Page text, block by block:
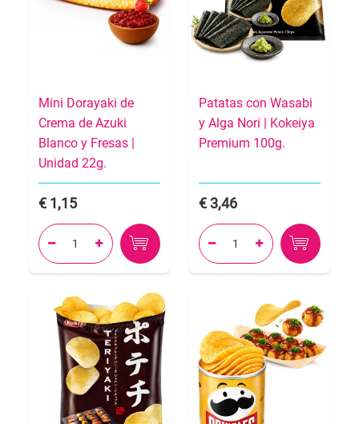
Mini Dorayaki de
Crema de Azuki
Blanco y Fresas |
Unidad 22g.
1,15
 
Patatas con Wasabi
y Alga Nori | Kokeiya
Premium 100g.
3,46
 